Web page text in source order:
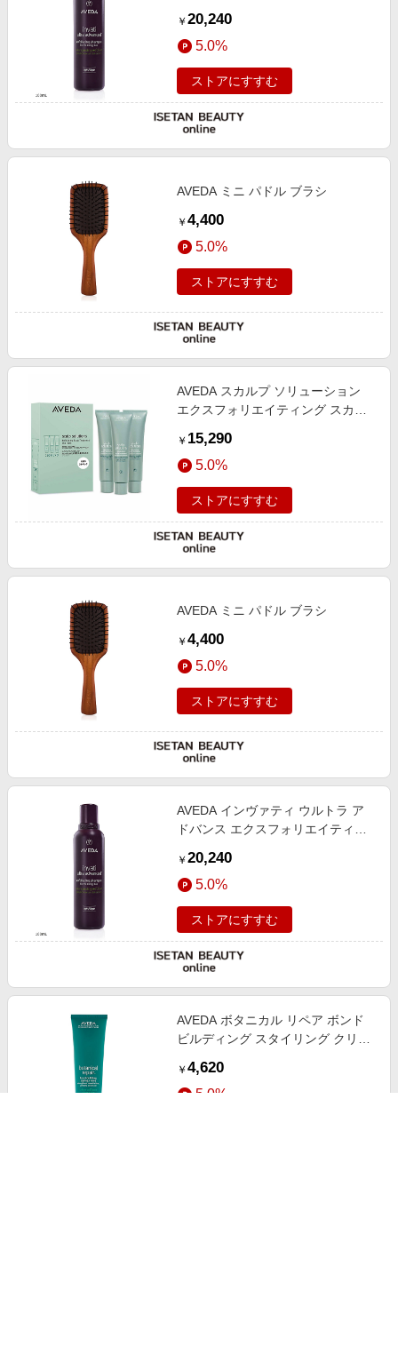
￥ 20,240
5.0%
ストアにすすむ
AVEDA ミニ パドル ブラシ
￥ 4,400
5.0%
ストアにすすむ
AVEDA スカルプ ソリューション
エクスフォリエイティング スカル
￥ 15,290
5.0%
ストアにすすむ
AVEDA ミニ パドル ブラシ
￥ 4,400
5.0%
ストアにすすむ
AVEDA インヴァティ ウルトラ ア
ドバンス エクスフォリエイティン
￥ 20,240
5.0%
ストアにすすむ
AVEDA ボタニカル リペア ボンド
ビルディング スタイリング クリー
￥ 4,620
5.0%